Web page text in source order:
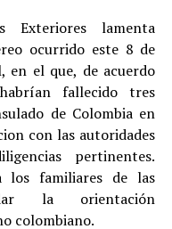
Exteriores lamenta
ocurrido este 8 de
en el que, de acuerdo
fallecido tres
de Colombia en
con las autoridades
pertinentes.
los familiares de las
la orientación
colombiano.